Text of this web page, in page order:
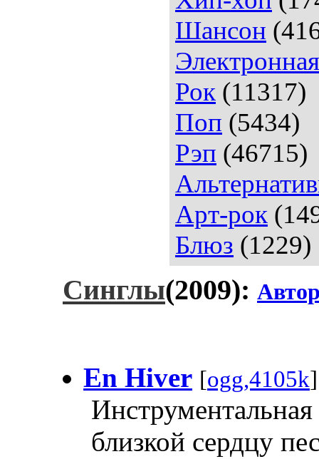
Шансон
Электронная
Рок (11317)
Поп (5434)
Рэп (46715)
Арт-рок
Блюз (1229)
Синглы(2009):
En Hiver [ogg,4105k
близкой сердцу